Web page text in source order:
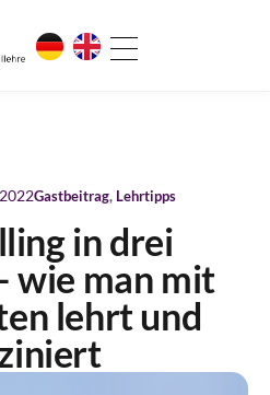
Gastbeitrag, Lehrtipps
in drei
wie man mit
lehrt und